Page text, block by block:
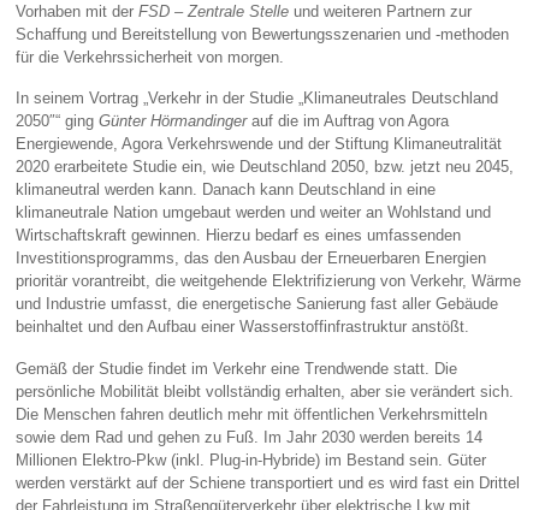
Vorhaben mit derFSD – Zentrale Stelleund weiteren Partnern zur
Schaffung und Bereitstellung von Bewertungsszenarien und -methoden
für die Verkehrssicherheit von morgen.
In seinem Vortrag „Verkehr in der Studie „Klimaneutrales Deutschland
2050″“ gingGünter Hörmandingerauf die im Auftrag von Agora
Energiewende, Agora Verkehrswende und der Stiftung Klimaneutralität
2020 erarbeitete Studie ein, wie Deutschland 2050, bzw. jetzt neu 2045,
klimaneutral werden kann. Danach kann Deutschland in eine
klimaneutrale Nation umgebaut werden und weiter an Wohlstand und
Wirtschaftskraft gewinnen. Hierzu bedarf es eines umfassenden
Investitionsprogramms, das den Ausbau der Erneuerbaren Energien
prioritär vorantreibt, die weitgehende Elektrifizierung von Verkehr, Wärme
und Industrie umfasst, die energetische Sanierung fast aller Gebäude
beinhaltet und den Aufbau einer Wasserstoffinfrastruktur anstößt.
Gemäß der Studie findet im Verkehr eine Trendwende statt. Die
persönliche Mobilität bleibt vollständig erhalten, aber sie verändert sich.
Die Menschen fahren deutlich mehr mit öffentlichen Verkehrsmitteln
sowie dem Rad und gehen zu Fuß. Im Jahr 2030 werden bereits 14
Millionen Elektro-Pkw (inkl. Plug-in-Hybride) im Bestand sein. Güter
werden verstärkt auf der Schiene transportiert und es wird fast ein Drittel
der Fahrleistung im Straßengüterverkehr über elektrische Lkw mit